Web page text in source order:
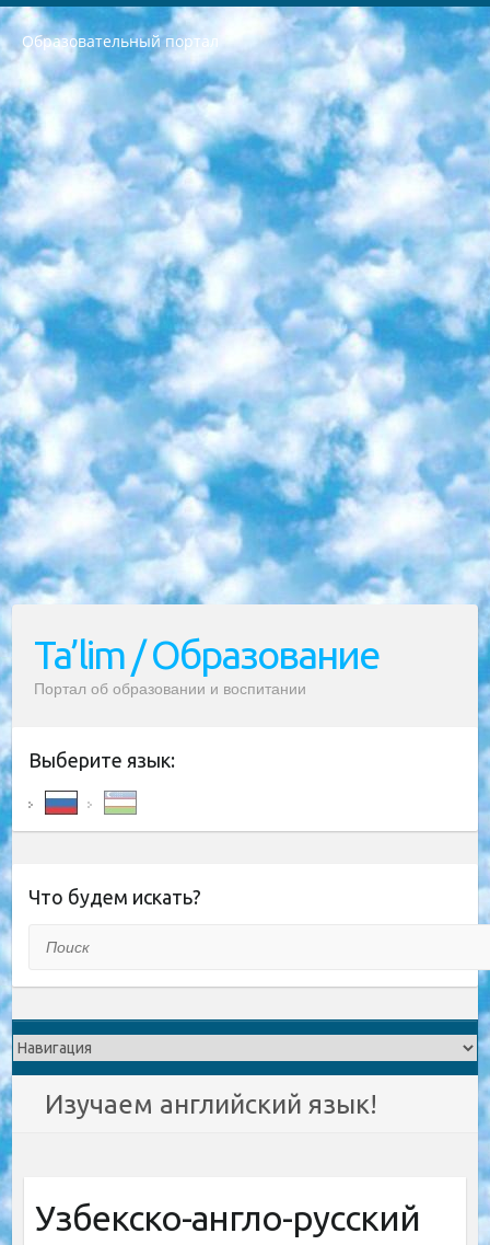
Образовательный портал
РЕСПУБЛИКА УЗБЕКИСТАН МИНИСТРЕРСТВО ДОШКОЛЬНОГО И ШКОЛЬНОГО ОБРАЗОВАНИЯ КОМАНДА в общеобразовательных учреждениях в 2023-2024 учебном году организация и проведение итоговой государственной аттестации обучающихся о Министра дошкольного и школьного образования Республики Узбекистан от 4 марта 2008 года (постановлением Минюста от 20 марта 2008 года № 1778 государственной регистрации) «Итоговое состояние учащихся общего среднего образования на основании положения об утверждении положения об аттестации общего среднего образования выпускной экзамен студентов в образовательных учреждениях в 2023-2024 учебном году В целях организации и прохождения аттестации приказываю: 1. Следующее: перечень предметов, по которым будет проводиться итоговая государственная аттестация и экзамен формы перевода согласно приложению 1; сертификаты международного образца, оценивающие уровень владения иностранными языками перечень согласно приложению 2; 2. Педагогический при специализированных образовательных учреждениях. научно-практический центр квалификации и международной оценки (Д.Давидова) 2024 г. До 25 марта: задания по предметам, по которым будет проводиться итоговая аттестация разработка и утверждение технических условий; итоговая аттестация на основании разработанного предметного задания разработка вопросов по предметам (устно и письменно), экзамен передача; общеобразовательные средние школы и специальные учебные заведения учащиеся выпускных классов школ и интернатов в агентской системе подготовка базы данных экзаменационных материалов и критериев оценки; перевод базы экзаменационных материалов на все языки обучения подать в Республиканский образовательный центр для изготовления; варианты экзаменов на основе разработанных контрольных материалов пусть будут поставлены задачи формирования. 3. Республиканский образовательный центр (Ш.Худайкулов) до 5 апреля 2024 года. до: база данных предоставленных экзаменационных материалов на все языки обучения перевод и экспертиза; для слепых, слабовидящих, глухих, слабослышащих и умственно отсталых детей учащиеся выпускных классов специализированных школ и школ-интернатов база данных экзаменационных материалов на всех преподаваемых языках подготовка критериев оценки; специализированные школы для умственно отсталых детей и технологии для учащихся выпускных классов школ-интернатов разработка соответствующих рекомендаций и критериев проведения ЕГЭ по естествознанию давать задания. 4. Педагогический при специализированных образовательных учреждениях. Научно-практический центр навыков и международной оценки (Д.Давидова), Республика образовательный центр (Худайкулов Ш.) итоговый государственный аттестационный экзамен ориентирован на творческое и логическое мышление при подготовке базы материалов учитывать введение заданий. 5. Следует отметить, что: сертификат государственного образца о знании общеобразовательного предмета и как минимум национальный уровень B1 по предметам на иностранных языках, указанным в Приложении 2. или международно признанный сертификат эквивалентного уровня студенты, изучающие определенный предмет, освобождаются от экзамена; по соответствующим предметам запланирована итоговая государственная аттестация за день до дня, путем жеребьевки Рабочей группой (в письменной форме по предметам, проводимым в форме) из числа сформированных вариантов выбрано 2 варианта; 2 выбранных варианта экзамена анонсированы на официальном сайте министерства и все выпускники по всей стране на основе этих вариантов проводит итоговую государственную аттестацию. 6. Государственное образование учащихся средних общеобразовательных учреждений. знания в соответствии с квалификационными требованиями, которые необходимо приобрести на основании стандартов итоговый (выпускной) контроль для 9 и 11 классов в целях тестирования Экзамены (далее – экзамены) состоят из предметов, перечисленных в приложении 1. будет сделано. 7. Экзамены пройдут с 26 мая по 15 июня 2024 г. (кроме науки физического воспитания). 8. Физическая для учащихся 9 классов общесредних образовательных учреждений. Экзамены по предмету «Образование, квалификация медицина» 1-6 мая 2024 года. сотрудники перевести под присмотр (с отклонениями в физическом или умственном развитии) специализированная школа для детей, школы-интернаты и со сколиозом школы-интернаты санаторного типа для больных детей исключены). 9. Он был слепым, слабовидящим и имел нарушения опорно-двигательного аппарата. экзамены в специализированных школах и интернатах для детей должны проводиться исходя из требований, предъявляемых к общеобразовательным учреждениям (физкультура кроме науки). 10. Специализированная школа для глухих и слабослышащих детей. и экзамены в интернатах и быть реализован в виде письменного теста по математике. 11. Специальность для умственно отсталых детей. Для 9 класса Родной язык и литературное письмо Государственный язык (язык обучения – узбекский). для неклассов) написано Математическое письмо Письменная/устная история Узбекистана Физическое воспитание практично Итоговый контроль Для 11 класса Написание родного языка и литературы (эссе) Математическое письмо Узбекский язык (обучение на узбекском языке) не посещающее общее среднее образование для учреждений)/Образовательное учреждение выбор письменный и устный Иностранный язык письменный/устный Письменная/устная история Узбекистана *По выбору студента:  Химия  Физика  Основы государственного права  География 10 бесплатных образовательных ресурсов - Мы составили подборку онлайн-проектов с интерактивными упражнениями, видеолекциями и статьями. Они помогут вам обрести новые и освежить старые знания бесплатно. 1. «ИНТУИТ» Старейшая образовательная площадка Рунета. Здесь вы найдёте сотни текстовых и видеокурсов на десятки различных тем — от программирования до психологии. Многие курсы подготовлены российскими университетами и крупными международными компаниями вроде Intel и Microsoft. Самостоятельное обучение бесплатное, но желающие могут оплатить услуги персональных наставников. 2. «Смартия» знакомит с актуальными профессиями и подсказывает, как им обучаться. Выбрав заинтересовавшую вас специальность — SMM-специалист, фотограф, веб-дизайнер или другую, — увидите список необходимых для неё умений. Чтобы вы могли освоить их самостоятельно, для каждого умения площадка отображает подборку ссылок на учебные материалы. Хотя «Смартия» ориентируется на русскоязычную аудиторию, часть контента всё же доступна только на английском. 3. «Лекторий Физтеха» Проект Московского физико-технического института (Физтеха). С его помощью вы можете смотреть онлайн серии лекций, записанные на видео в этом вузе. В числе доступных предметов — физика, биология, химия, информационные технологии и другие. К некоторым лекциям администрация ресурса прилагает готовые конспекты, которые можно скачивать в PDF-формате. 4. ITMOcourses Онлайн-площадка Санкт-Петербургского национального исследовательского университета информационных технологий, механики и оптики (ИТМО). Ресурс предоставляет свободный доступ к курсам, разработанным в этом вузе. Каталог материалов разбит на четыре категории: «Оптические системы и технологии», «Приборостроение и робототехника», «Информационные технологии» и «Биотехнологии». Курсы состоят из видеолекций, интерактивных демонстраций и заданий. 5. «КиберЛенинка» Электронная научная библиотека открытого доступа. Каталог площадки регулярно обрастает текстами статей из различных научных изданий. Сгруппированные по журналам и рубрикам публикации можно читать онлайн или скачивать целиком в PDF-формате. Проект нацелен на популяризацию науки за счёт открытого доступа к качественной информации. 6. «ПостНаука» На этом ресурсе публикуют подборки видеолекций, составленные экспертами из разных отраслей и объединённые общими темами. Среди них, к примеру, есть серии «Биоинформатика и геномика», «Культура средневековой Скандинавии» и Cinema Studies о теории кино. Каждая подборка лекций — логически связанная история, рассказанная экспертом от первого лица. Кроме того, на сайте появляются научно-образовательные статьи и тесты на разные темы. 7. «Newочём» Команда проекта «Newочём» отбирает самые интересные тексты из англоязычных СМИ и переводит те из них, за которые голосуют участники сообщества «ВКонтакте». По большей части это научно-популярные статьи. Редакторы придумывают лишь заголовки, в остальном содержание переводов соответствует оригиналам. Полные тексты можно читать прямо в социальной сети. 8. InternetUrok Онлайн-база материалов по основным дисциплинам школьной программы. Информация на сайте структурирована по классам, предметам и темам (урокам). Каждый урок состоит из видеолекций и конспектов. Есть также интерактивные тренажёры и тесты для закрепления пройденного материала. Даже если вы давно окончили школу, возможность повторить программу старших классов всегда может пригодиться. 9. Edutainme Ещё один ресурс об образовании. В отличие от Newtonew, как мне кажется, Edutainme больше ориентируется на представителей индустрии: педагогов, предпринимателей, разработчиков образовательных проектов. Но и любой, кто просто стремится к саморазвитию, найдёт на сайте много полезного и интересного для себя. Например, информацию о новых курсах и образовательных сервисах. 10. Newtonew Онлайн-медиа об образовании и обучении в широком смысле. Авторы Newtonew пишут об инструментах, заведениях, тактиках и стратегиях, которые помогают учить других и получать новые знания самостоятельно. На этой площадке вы найдёте новости, обзоры, аналитические мат
Ta’lim / Образование
Портал об образовании и воспитании
Выберите язык:
Что будем искать?
Изучаем английский язык!
Узбекско-англо-русский